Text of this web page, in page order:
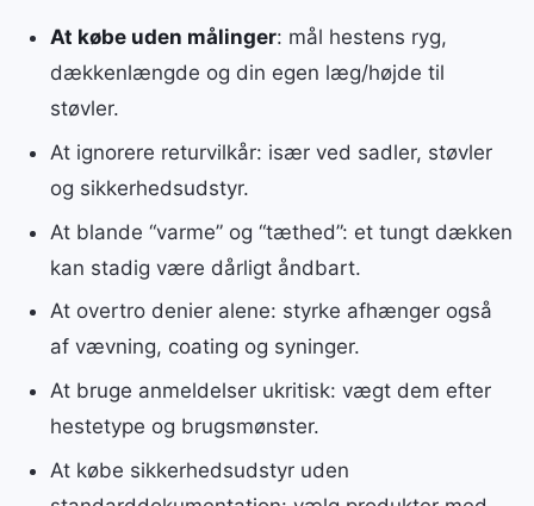
At købe uden målinger: mål hestens ryg,
dækkenlængde og din egen læg/højde til
støvler.
At ignorere returvilkår: især ved sadler, støvler
og sikkerhedsudstyr.
At blande “varme” og “tæthed”: et tungt dækken
kan stadig være dårligt åndbart.
At overtro denier alene: styrke afhænger også
af vævning, coating og syninger.
At bruge anmeldelser ukritisk: vægt dem efter
hestetype og brugsmønster.
At købe sikkerhedsudstyr uden